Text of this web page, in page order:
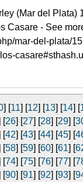
(Mar del Plata)
Casare - See
mar-del-plata/
] [11] [12] [13] [14] [
[26] [27] [28] [29] [
[42] [43] [44] [45] [
[58] [59] [60] [61] [
[74] [75] [76] [77] [
[90] [91] [92] [93] [